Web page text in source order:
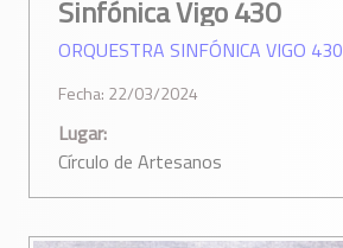
Sinfónica Vigo 430
ORQUESTRA SINFÓNICA VIGO 430
Fecha: 22/03/2024
Lugar:
Círculo de Artesanos